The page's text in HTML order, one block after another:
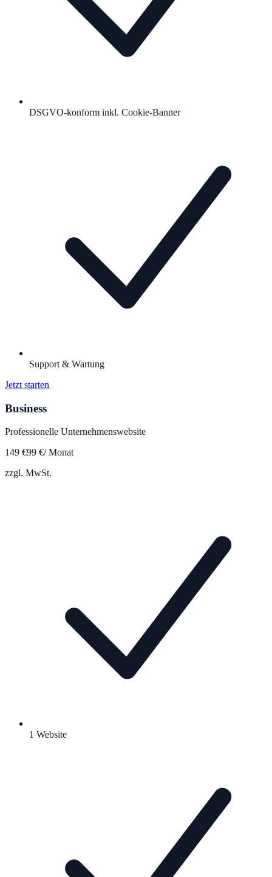
DSGVO-konform inkl. Cookie-Banner
Support & Wartung
Jetzt starten
Business
Professionelle Unternehmenswebsite
149 €99 €/ Monat
zzgl. MwSt.
1 Website